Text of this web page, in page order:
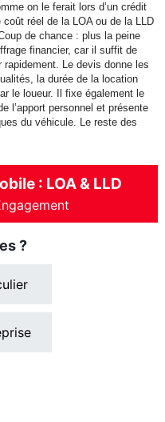
on le ferait lors d’un crédit
réel de la LOA ou de la LLD
de chance : plus la peine
financier, car il suffit de
rapidement. Le devis donne les
la durée de la location
le loueur. Il fixe également le
l’apport personnel et présente
du véhicule. Le reste des